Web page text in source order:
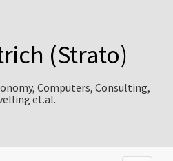
(Strato)
Computers, Consulting,
et.al.